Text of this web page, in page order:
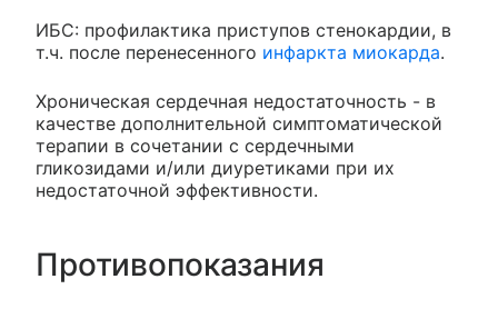
ИБС: профилактика приступов стенокардии, в
т.ч. после перенесенного инфаркта миокарда.
Хроническая сердечная недостаточность - в
качестве дополнительной симптоматической
терапии в сочетании с сердечными
гликозидами и/или диуретиками при их
недостаточной эффективности.
Противопоказания